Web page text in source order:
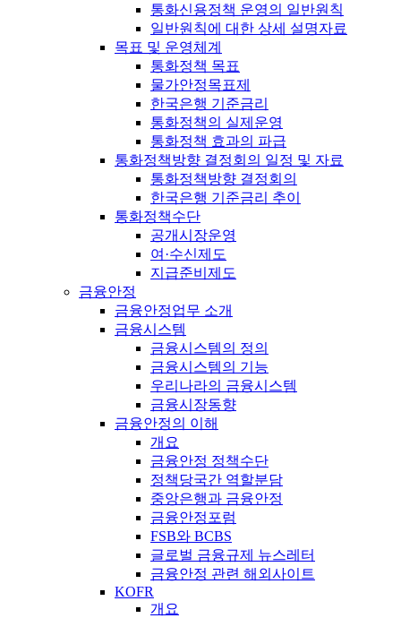
통화신용정책 운영의 일반원칙
일반원칙에 대한 상세 설명자료
목표 및 운영체계
통화정책 목표
물가안정목표제
한국은행 기준금리
통화정책의 실제운영
통화정책 효과의 파급
통화정책방향 결정회의 일정 및 자료
통화정책방향 결정회의
한국은행 기준금리 추이
통화정책수단
공개시장운영
여·수신제도
지급준비제도
금융안정
금융안정업무 소개
금융시스템
금융시스템의 정의
금융시스템의 기능
우리나라의 금융시스템
금융시장동향
금융안정의 이해
개요
금융안정 정책수단
정책당국간 역할분담
중앙은행과 금융안정
금융안정포럼
FSB와 BCBS
글로벌 금융규제 뉴스레터
금융안정 관련 해외사이트
KOFR
개요